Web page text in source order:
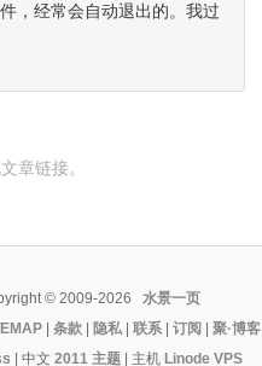
，经常会自动退出的。我过
章链接。
© 2009-2026 水景一页
条款 隐私 联系 订阅
聚·博客
| 中文 2011 主题 主机 Linode VPS